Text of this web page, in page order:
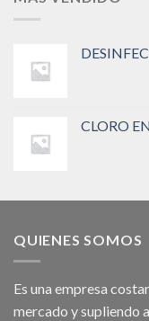
CLORO
QUIENES SOMOS
Es una empresa
mercado y supliendo